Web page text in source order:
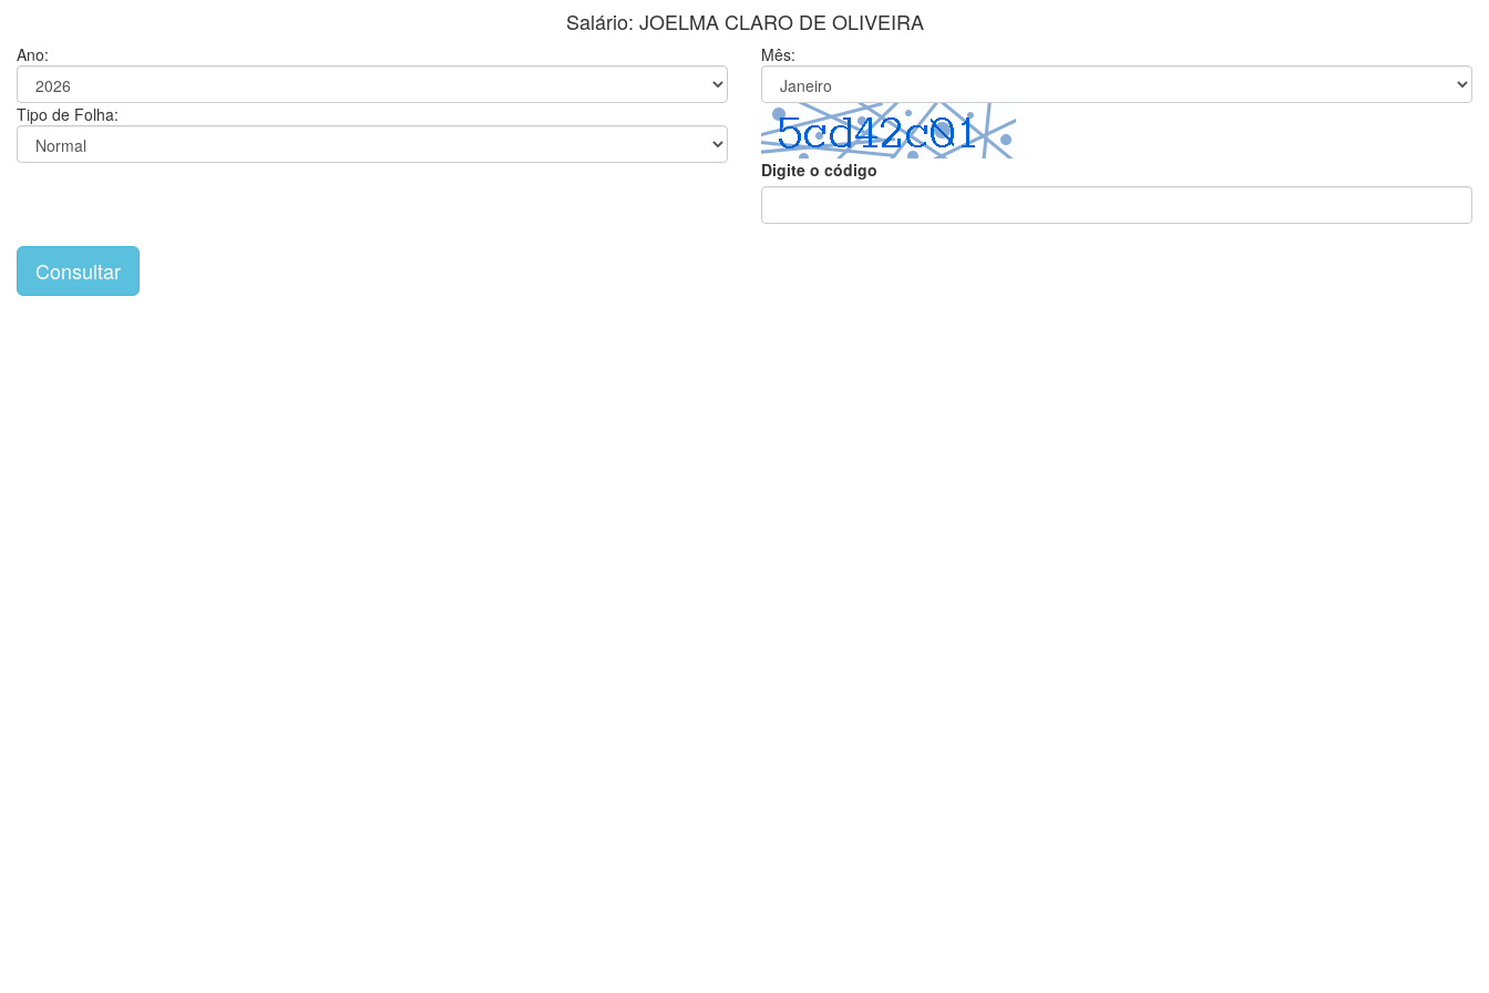
Salário: JOELMA CLARO DE OLIVEIRA
Ano: Mês:
Tipo de Folha:
Digite o código